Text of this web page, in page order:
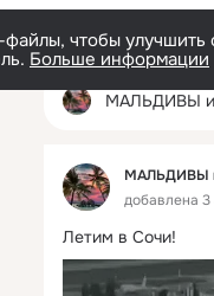
чтобы улучшить
Больше информации
МАЛЬДИВЫ и райские
МАЛЬДИВЫ и
добавлена 3
Летим в Сочи!